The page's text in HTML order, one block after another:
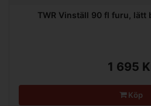
TWR Vinställ 90 fl furu, lätt
1 695
Köp